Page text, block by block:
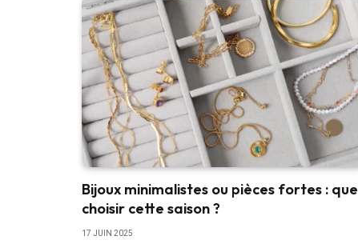
Bijoux minimalistes ou pièces fortes : que
choisir cette saison ?
17 JUIN 2025